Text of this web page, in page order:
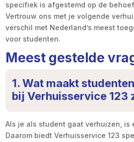
specifiek is afgestemd op de
Vertrouw ons met je volgende
verschil met Nederland’s meest
voor studenten.
Meest gestelde
1. Wat maakt
bij Verhuisservice 123
Als je als student gaat verhuizen, is
Daarom biedt Verhuisservice 123